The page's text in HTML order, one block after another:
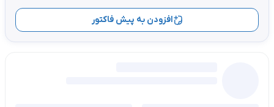
افزودن به پیش فاکتور